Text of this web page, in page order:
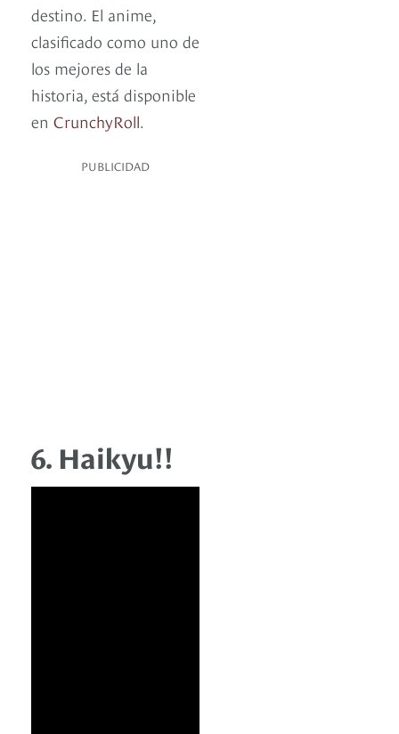
destino. El anime,
clasificado como uno de
los mejores de la
historia, está disponible
en CrunchyRoll.
PUBLICIDAD
6. Haikyu!!